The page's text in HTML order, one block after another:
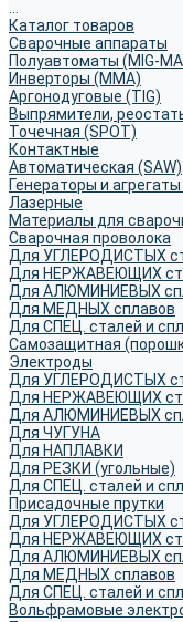
Каталог товаров
Сварочные аппараты
Полуавтоматы (MIG-
Инверторы (MMA)
Аргонодуговые (TIG)
Выпрямители,
Точечная (SPOT)
Контактные
Автоматическая (SAW)
Генераторы и
Лазерные
Материалы для
Сварочная проволока
Для УГЛЕРОДИСТЫХ
Для НЕРЖАВЕЮЩИХ
Для АЛЮМИНИЕВЫХ
Для МЕДНЫХ сплавов
Для СПЕЦ. сталей и
Самозащитная
Электроды
Для УГЛЕРОДИСТЫХ
Для НЕРЖАВЕЮЩИХ
Для АЛЮМИНИЕВЫХ
Для ЧУГУНА
Для НАПЛАВКИ
Для РЕЗКИ (угольные)
Для СПЕЦ. сталей и
Присадочные прутки
Для УГЛЕРОДИСТЫХ
Для НЕРЖАВЕЮЩИХ
Для АЛЮМИНИЕВЫХ
Для МЕДНЫХ сплавов
Для СПЕЦ. сталей и
Вольфрамовые